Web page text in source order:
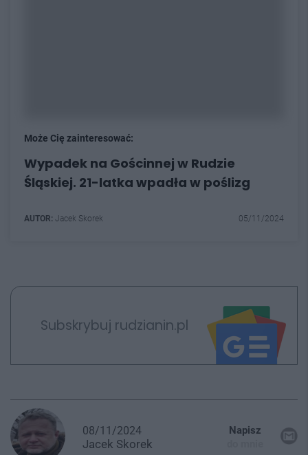
Może Cię zainteresować:
Wypadek na Gościnnej w Rudzie
Śląskiej. 21-latka wpadła w poślizg
AUTOR: Jacek Skorek 05/11/2024
Subskrybuj rudzianin.pl
08/11/2024
Jacek Skorek
Napisz